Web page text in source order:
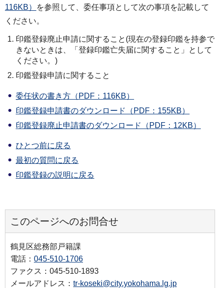
116KB）
を参照して、委任事項として次の事項を記載して
ください。
印鑑登録廃止申請に関すること(現在の登録印鑑を持参で
きないときは、「登録印鑑亡失届に関すること」として
ください。)
印鑑登録申請に関すること
委任状の書き方（PDF：116KB）
印鑑登録申請書のダウンロード（PDF：155KB）
印鑑登録廃止申請書のダウンロード（PDF：12KB）
ひとつ前に戻る
最初の質問に戻る
印鑑登録の説明に戻る
このページへのお問合せ
鶴見区総務部戸籍課
電話： 045-510-1706
ファクス：045-510-1893
メールアドレス： tr-koseki@city.yokohama.lg.jp